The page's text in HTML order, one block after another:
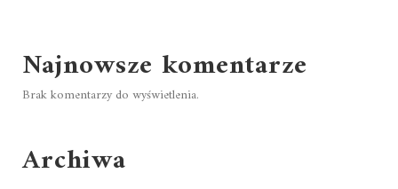
Najnowsze komentarze
Brak komentarzy do wyświetlenia.
Archiwa